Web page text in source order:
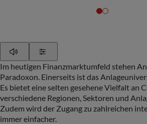
Im heutigen Finanzmarktumfeld stehen
Paradoxon. Einerseits ist das
Es bietet eine selten gesehene Vielfalt an
verschiedene Regionen, Sektoren und
Zudem wird der Zugang zu zahlreichen
immer einfacher.